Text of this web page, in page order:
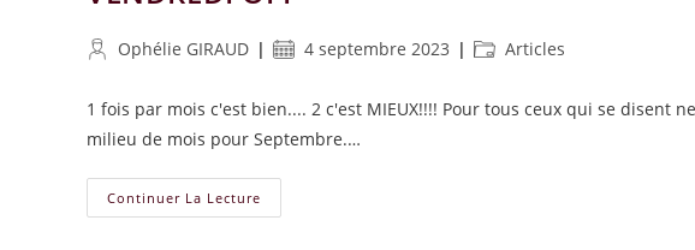
Auteur/autrice
publication :
Ophélie GIRAUD
Publication
4 septembre 2023
Post Articles
1 fois par mois c'est bien.... 2 c'est MIEUX!!!! Pour tous ceux qui se disent
milieu de mois pour Septembre.…
Continuer La Lecture
OFF